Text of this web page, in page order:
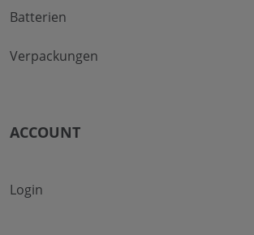
Batterien
Verpackungen
ACCOUNT
Login